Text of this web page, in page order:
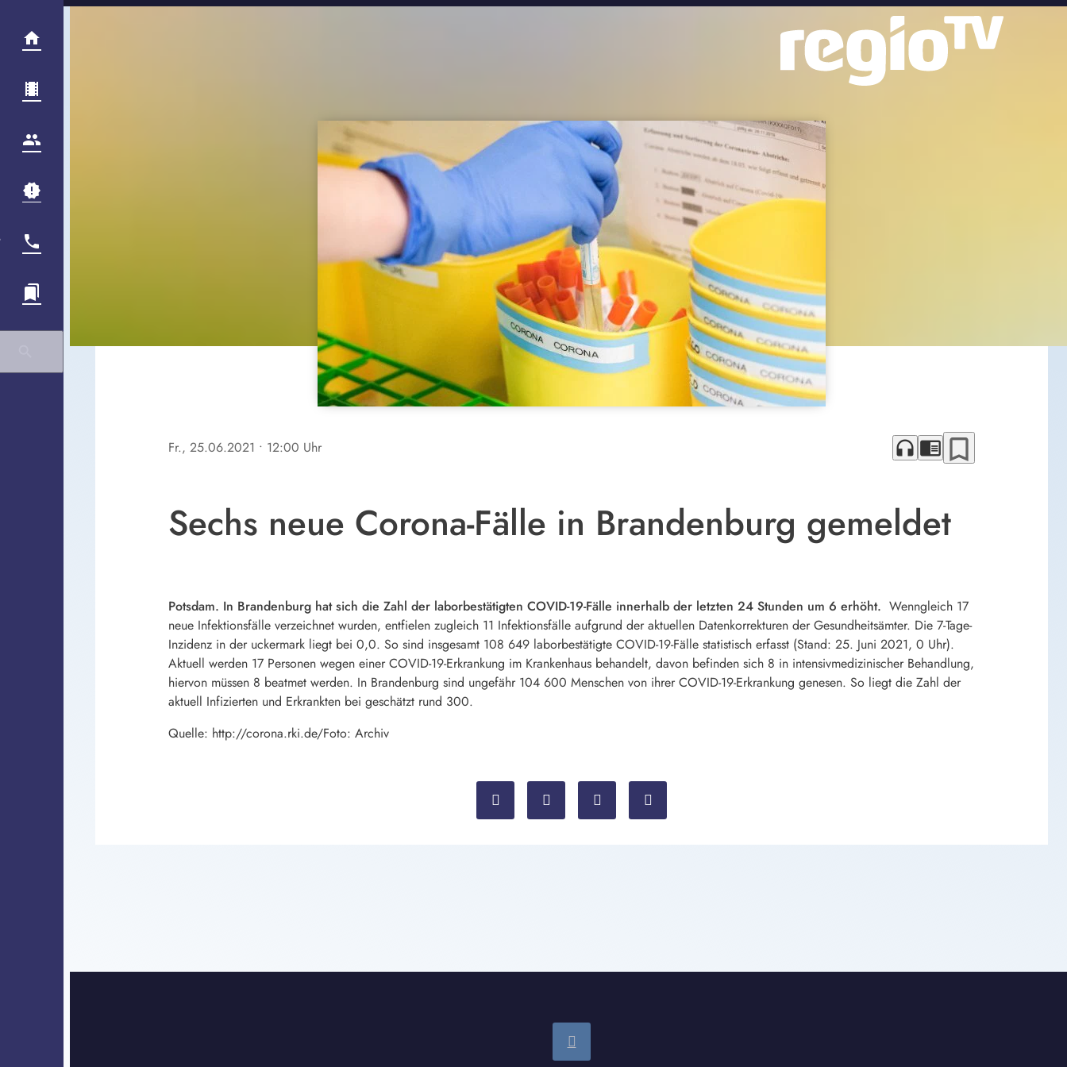
Fr., 25.06.2021 • 12:00 Uhr headphones chrome_reader_mode bookmark_border
Sechs neue Corona-Fälle in Brandenburg gemeldet
Potsdam. In Brandenburg hat sich die Zahl der laborbestätigten COVID-19-Fälle innerhalb der letzten 24 Stunden um 6 erhöht. Wenngleich 17
neue Infektionsfälle verzeichnet wurden, entfielen zugleich 11 Infektionsfälle aufgrund der aktuellen Datenkorrekturen der Gesundheitsämter. Die 7-Tage-
Inzidenz in der uckermark liegt bei 0,0. So sind insgesamt 108 649 laborbestätigte COVID-19-Fälle statistisch erfasst (Stand: 25. Juni 2021, 0 Uhr).
Aktuell werden 17 Personen wegen einer COVID-19-Erkrankung im Krankenhaus behandelt, davon befinden sich 8 in intensivmedizinischer Behandlung,
hiervon müssen 8 beatmet werden. In Brandenburg sind ungefähr 104 600 Menschen von ihrer COVID-19-Erkrankung genesen. So liegt die Zahl der
aktuell Infizierten und Erkrankten bei geschätzt rund 300.
Quelle: http://corona.rki.de/Foto: Archiv